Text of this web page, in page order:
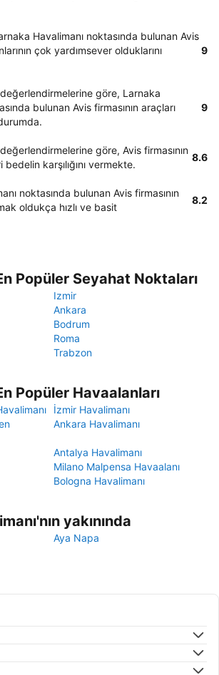
Havalimanı noktasında bulunan Avis
çok yardımsever olduklarını
9
göre, Larnaka
bulunan Avis firmasının araçları
9
göre, Avis firmasının
karşılığını vermekte.
8.6
noktasında bulunan Avis firmasının
oldukça hızlı ve basit
8.2
Popüler Seyahat Noktaları
Izmir
Ankara
Bodrum
Roma
Trabzon
Popüler Havaalanları
İzmir Havalimanı
Ankara Havalimanı
Antalya Havalimanı
Milano Malpensa Havaalanı
Bologna Havalimanı
yakınında
Aya Napa